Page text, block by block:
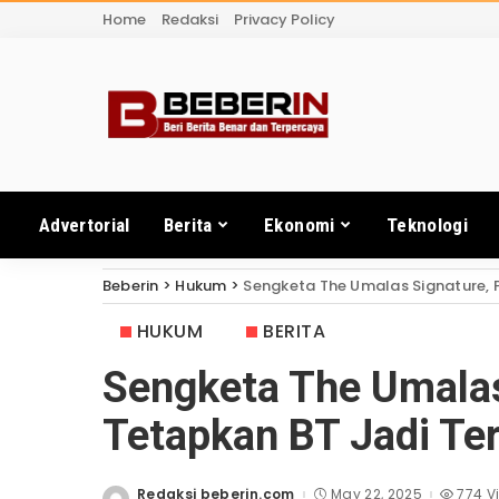
Home Redaksi Privacy Policy
Advertorial Berita Ekonomi Teknologi
Beberin > Hukum > Sengketa The Umalas Signature,
HUKUM BERITA
Sengketa The
Tetapkan BT Jadi
Redaksi beberin.com May 22, 2025 774